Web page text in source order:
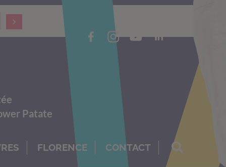
Patate
FLORENCE CONTACT